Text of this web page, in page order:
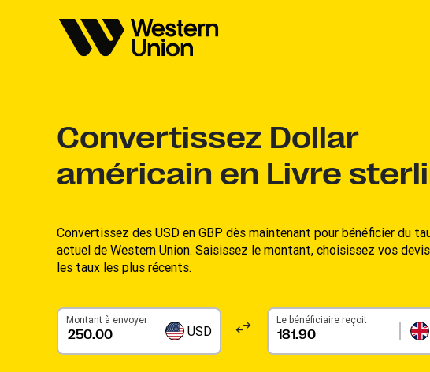
Convertissez Dollar
américain en Livre
Convertissez des USD en GBP dès maintenant pour bénéficier du
actuel de Western Union. Saisissez le montant, choisissez vos
les taux les plus récents.
Montant à envoyer
USD
Le bénéficiaire reçoit